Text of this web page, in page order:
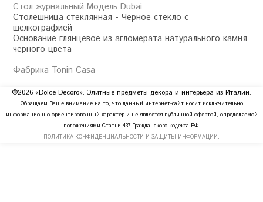
Стол журнальный Модель Dubai
Столешница стеклянная - Черное стекло с
шелкографией
Основание глянцевое из агломерата натурального камня
черного цвета
Фабрика Tonin Casa
©2026 «Dolce Decoro». Элитные предметы декора и интерьера из Италии.
Обращаем Ваше внимание на то, что данный интернет-сайт носит исключительно
информационно-ориентировочный характер и не является публичной офертой, определяемой
положениями Статьи 437 Гражданского кодекса РФ.
ПОЛИТИКА КОНФИДЕНЦИАЛЬНОСТИ И ЗАЩИТЫ ИНФОРМАЦИИ.